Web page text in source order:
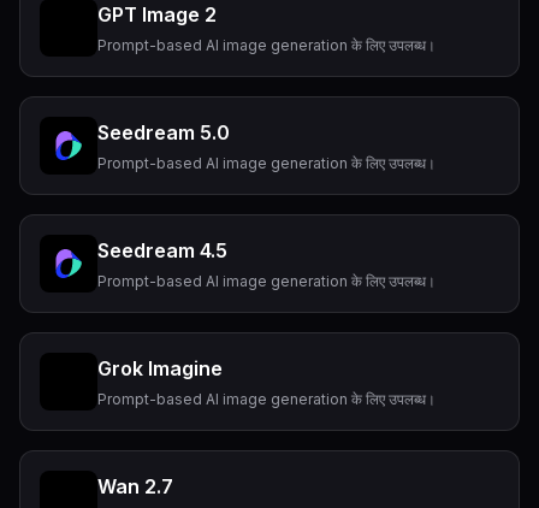
GPT Image 2
Prompt-based AI image generation के लिए उपलब्ध।
Seedream 5.0
Prompt-based AI image generation के लिए उपलब्ध।
Seedream 4.5
Prompt-based AI image generation के लिए उपलब्ध।
Grok Imagine
Prompt-based AI image generation के लिए उपलब्ध।
Wan 2.7